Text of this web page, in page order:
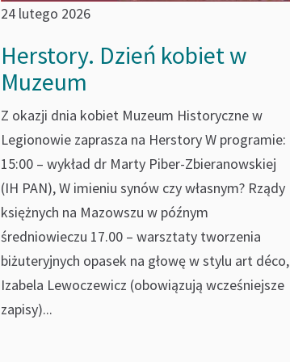
24 lutego 2026
Herstory. Dzień kobiet w
Muzeum
Z okazji dnia kobiet Muzeum Historyczne w
Legionowie zaprasza na Herstory W programie:
15:00 – wykład dr Marty Piber-Zbieranowskiej
(IH PAN), W imieniu synów czy własnym? Rządy
księżnych na Mazowszu w późnym
średniowieczu 17.00 – warsztaty tworzenia
biżuteryjnych opasek na głowę w stylu art déco,
Izabela Lewoczewicz (obowiązują wcześniejsze
zapisy)...